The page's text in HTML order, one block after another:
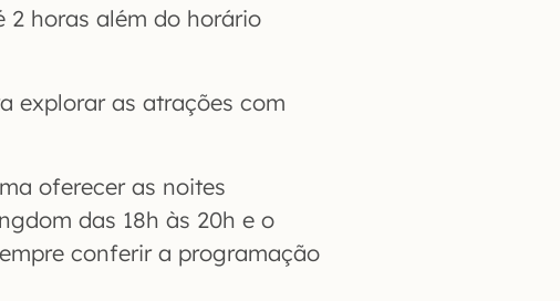
2 horas além do horário
explorar as atrações com
oferecer as noites
das 18h às 20h e o
conferir a programação